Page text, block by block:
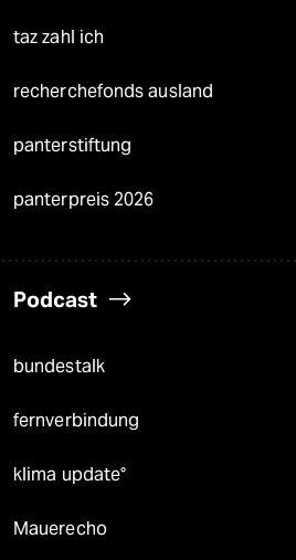
taz zahl ich
recherchefonds ausland
panterstiftung
panterpreis 2026
Podcast
bundestalk
fernverbindung
klima update°
Mauerecho